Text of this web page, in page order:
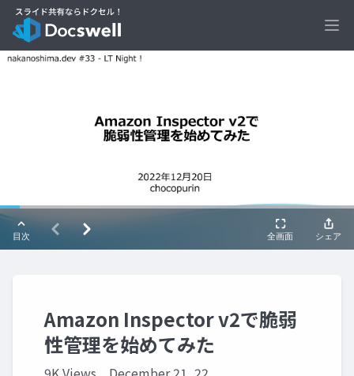
Amazon Inspector v2で脆弱
性管理を始めてみた